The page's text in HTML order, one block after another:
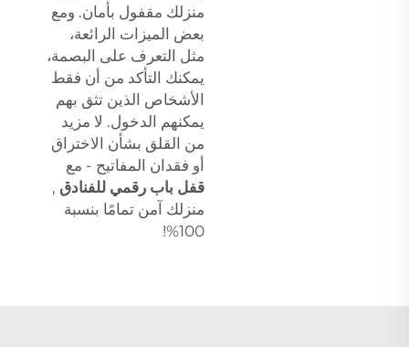
منزلك مقفول بأمان. ومع
بعض الميزات الرائعة،
مثل التعرف على البصمة،
يمكنك التأكد من أن فقط
الأشخاص الذين تثق بهم
يمكنهم الدخول. لا مزيد
من القلق بشأن الاختراق
أو فقدان المفاتيح - مع
قفل باب رقمي للفنادق ,
منزلك آمن تمامًا بنسبة
100%!